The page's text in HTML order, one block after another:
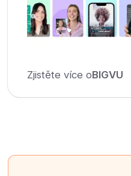
Zjistěte více oBIGVU